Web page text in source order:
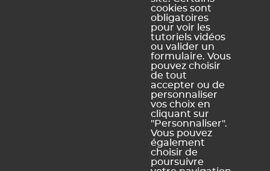
Ce contenu vous a été utile ?
Pas vraiment
https://docs.index-education.com/docs_fr/fr-edt-
support-fiche-1629-5466-creer-des-rendez-vous.php
cookies sont
obligatoires
pour voir les
tutoriels vidéos
ou valider un
formulaire. Vous
pouvez choisir
de tout
accepter ou de
personnaliser
vos choix en
cliquant sur
"Personnaliser".
Vous pouvez
également
choisir de
poursuivre